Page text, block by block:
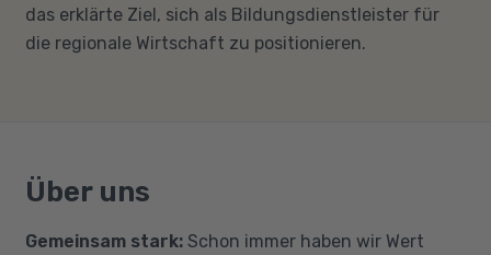
das erklärte Ziel, sich als Bildungsdienstleister für
die regionale Wirtschaft zu positionieren.
Über uns
Gemeinsam stark:Schon immer haben wir Wert